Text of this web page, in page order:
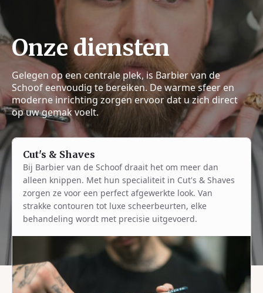
Onze diensten
Gelegen op een centrale plek, is Barbier van de
Schoof eenvoudig te bereiken. De warme sfeer en
moderne inrichting zorgen ervoor dat u zich direct
op uw gemak voelt.
Cut's & Shaves
Bij Barbier van de Schoof draait het om meer dan
alleen knippen. Met hun specialiteit in Cut's & Shaves
zorgen ze voor een perfect afgewerkte look. Van
strakke contouren tot luxe scheerbeurten, elke
behandeling wordt met precisie uitgevoerd.